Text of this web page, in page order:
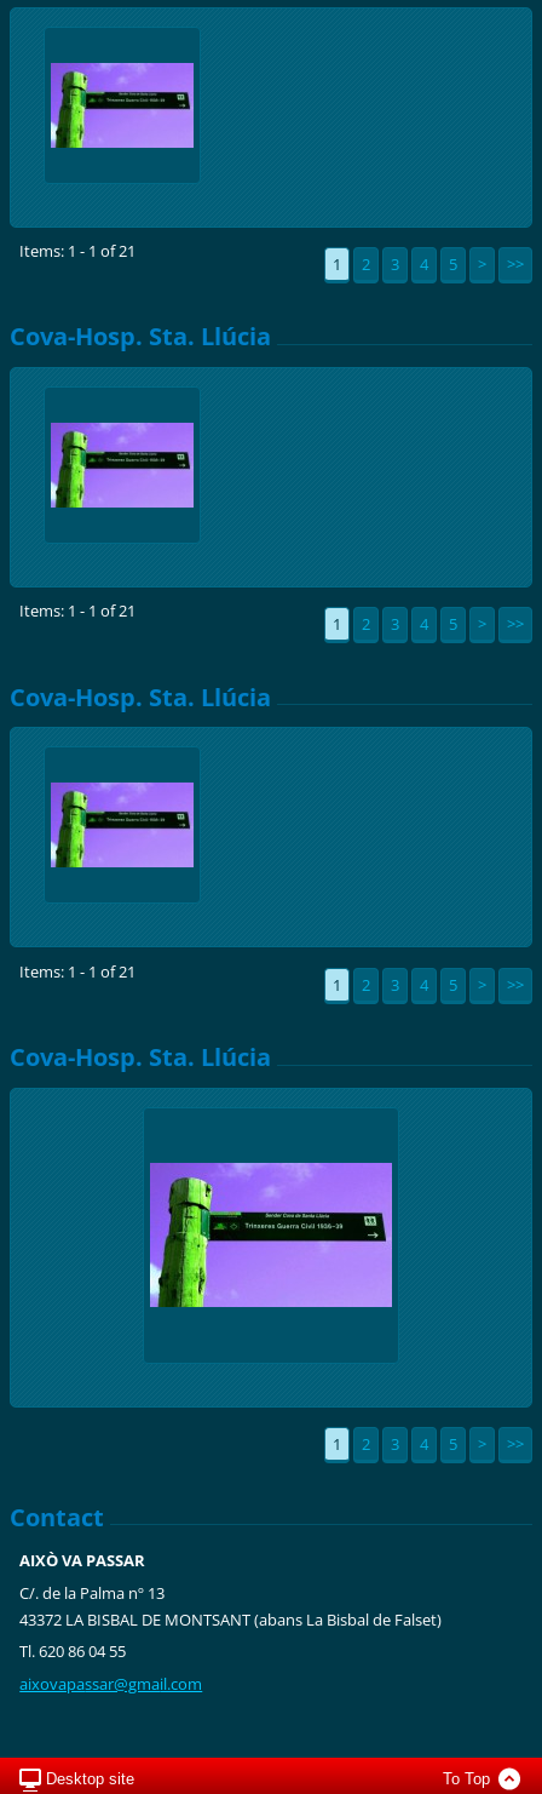
Items: 1 - 1 of 21
1 2 3 4 5 > >>
Cova-Hosp. Sta. Llúcia
Items: 1 - 1 of 21
1 2 3 4 5 > >>
Cova-Hosp. Sta. Llúcia
Items: 1 - 1 of 21
1 2 3 4 5 > >>
Cova-Hosp. Sta. Llúcia
1 2 3 4 5 > >>
Contact
AIXÒ VA PASSAR
C/. de la Palma nº 13
43372 LA BISBAL DE MONTSANT (abans La Bisbal de Falset)
Tl. 620 86 04 55
aixovapassar@gmail.com
Desktop site To Top